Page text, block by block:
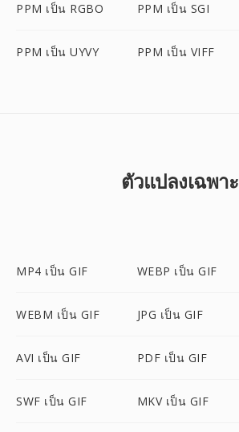
PPM เป็น RGBO PPM เป็น SGI
PPM เป็น UYVY PPM เป็น VIFF
ตัวแปลงเฉพาะ
MP4 เป็น GIF WEBP เป็น GIF
WEBM เป็น GIF JPG เป็น GIF
AVI เป็น GIF PDF เป็น GIF
SWF เป็น GIF MKV เป็น GIF